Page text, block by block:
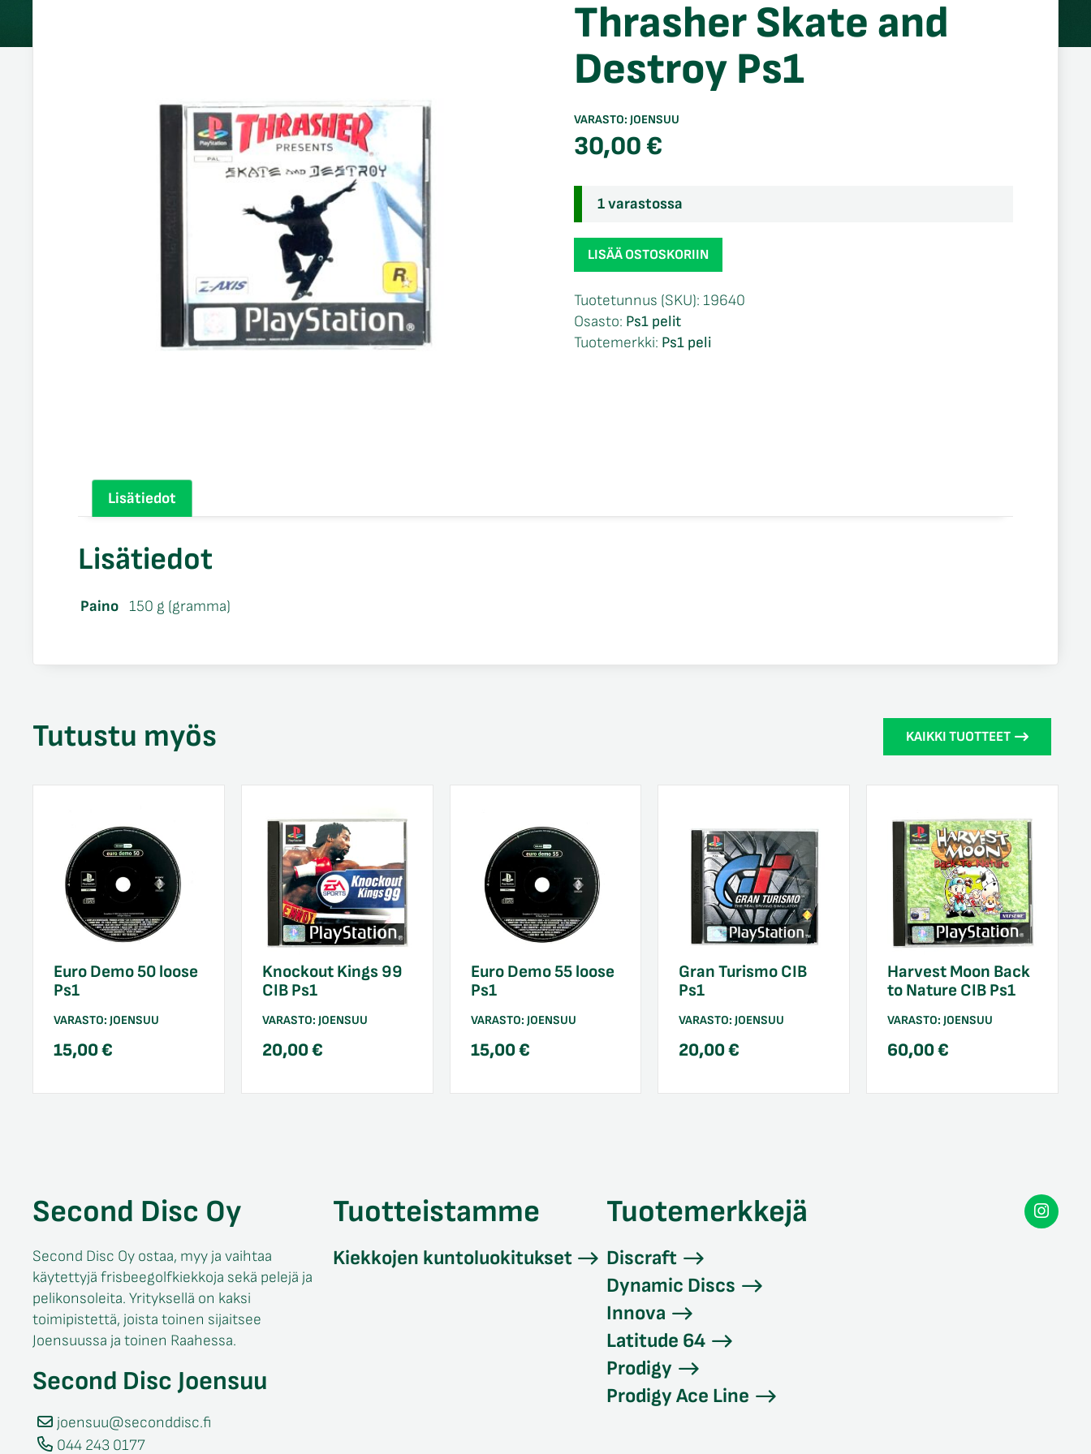
Thrasher Skate and
Destroy Ps1
VARASTO: JOENSUU
30,00€
1 varastossa
Thrasher
Skate
Destroy
Ps1
määrä
LISÄÄ OSTOSKORIIN
Tuotetunnus (SKU): 19640
Osasto: Ps1 pelit
Tuotemerkki: Ps1 peli
Lisätiedot
Lisätiedot
Paino 150 g (gramma)
Tutustu myös KAIKKI TUOTTEET
Euro Demo 50 loose
Ps1
VARASTO: JOENSUU
15,00€
Knockout Kings 99
CIB Ps1
VARASTO: JOENSUU
20,00€
Euro Demo 55 loose
Ps1
VARASTO: JOENSUU
15,00€
Gran Turismo CIB
Ps1
VARASTO:JOENSUU
20,00€
Harvest Moon Back
to Nature CIB Ps1
VARASTO:JOENSUU
60,00€
Second Disc Oy
Second Disc Oy ostaa, myy ja vaihtaa
käytettyjä frisbeegolfkiekkoja sekä pelejä ja
pelikonsoleita. Yrityksellä on kaksi
toimipistettä, joista toinen sijaitsee
Joensuussa ja toinen Raahessa.
Second Disc Joensuu
joensuu@seconddisc.fi
044 243 0177
Tuotteistamme
Kiekkojen kuntoluokitukset
Tuotemerkkejä
Discraft
Dynamic Discs
Innova
Latitude 64
Prodigy
Prodigy Ace Line